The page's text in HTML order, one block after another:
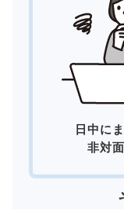
日中に
非対